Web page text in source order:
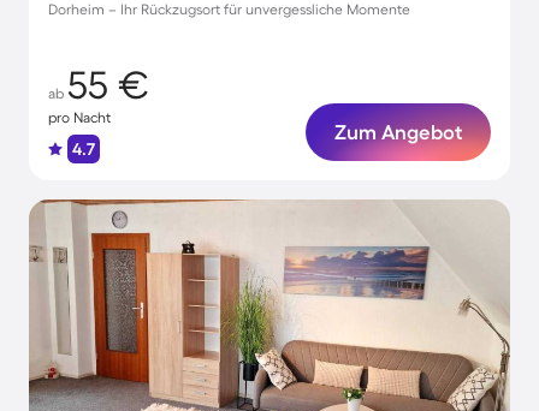
Dorheim – Ihr Rückzugsort für unvergessliche Momente
ab 55 €
pro Nacht
4.7
Zum Angebot